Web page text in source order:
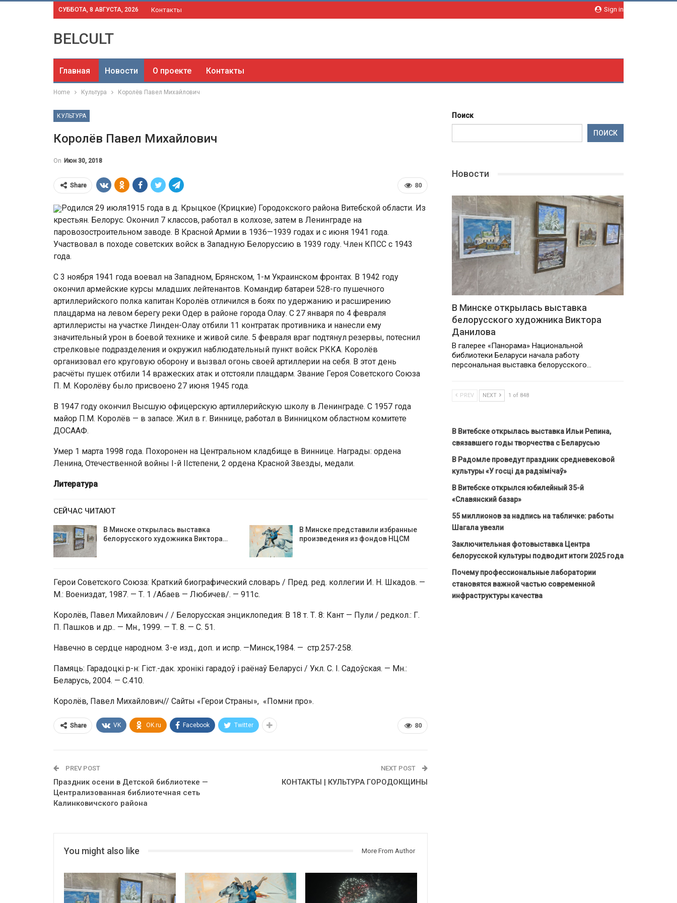
Sign in
СУББОТА, 8 АВГУСТА, 2026 Контакты
BELCULT
Главная Новости О проекте Контакты
Home Культура Королёв Павел Михайлович
КУЛЬТУРА
Королёв Павел Михайлович
On Июн 30, 2018
80
Share
Родился 29 июля1915 года в д. Крыцкое (Крицкие) Городокского района Витебской области. Из
крестьян. Белорус. Окончил 7 классов, работал в колхозе, затем в Ленинграде на
паровозостроительном заводе. В Красной Армии в 1936—1939 годах и с июня 1941 года.
Участвовал в походе советских войск в Западную Белоруссию в 1939 году. Член КПСС с 1943
года.
С 3 ноября 1941 года воевал на Западном, Брянском, 1-м Украинском фронтах. В 1942 году
окончил армейские курсы младших лейтенантов. Командир батареи 528-го пушечного
артиллерийского полка капитан Королёв отличился в боях по удержанию и расширению
плацдарма на левом берегу реки Одер в районе города Олау. С 27 января по 4 февраля
артиллеристы на участке Линден-Олау отбили 11 контратак противника и нанесли ему
значительный урон в боевой технике и живой силе. 5 февраля враг подтянул резервы, потеснил
стрелковые подразделения и окружил наблюдательный пункт войск РККА. Королёв
организовал его круговую оборону и вызвал огонь своей артиллерии на себя. В этот день
расчёты пушек отбили 14 вражеских атак и отстояли плацдарм. Звание Героя Советского Союза
П. М. Королёву было присвоено 27 июня 1945 года.
В 1947 году окончил Высшую офицерскую артиллерийскую школу в Ленинграде. С 1957 года
майор П.М. Королёв — в запасе. Жил в г. Виннице, работал в Винницком областном комитете
ДОСААФ.
Умер 1 марта 1998 года. Похоронен на Центральном кладбище в Виннице. Награды: ордена
Ленина, Отечественной войны I-й IIстепени, 2 ордена Красной Звезды, медали.
Литература
СЕЙЧАС ЧИТАЮТ
В Минске открылась выставка
белорусского художника Виктора…
В Минске представили избранные
произведения из фондов НЦСМ
Герои Советского Союза: Краткий биографический словарь / Пред. ред. коллегии И. Н. Шкадов. —
М.: Воениздат, 1987. — Т. 1 /Абаев — Любичев/. — 911с.
Королёв, Павел Михайлович / / Белорусская энциклопедия: В 18 т. Т. 8: Кант — Пули / редкол.: Г.
П. Пашков и др.. — Мн., 1999. — Т. 8. — С. 51.
Навечно в сердце народном. 3-е изд., доп. и испр. —Минск,1984. — стр.257-258.
Памяць: Гарадоцкі р-н: Гіст.-дак. хронікі гарадоў і раёнаў Беларусі / Укл. С. І. Садоўская. — Мн.:
Беларусь, 2004. — С.410.
Королёв, Павел Михайлович// Сайты «Герои Страны», «Помни про».
80
Share VK OK.ru Facebook Twitter
PREV POST
Праздник осени в Детской библиотеке —
Централизованная библиотечная сеть
Калинковичского района
NEXT POST
КОНТАКТЫ | КУЛЬТУРА ГОРОДОКЩИНЫ
You might also like More From Author
Поиск
ПОИСК
Новости
В Минске открылась выставка
белорусского художника Виктора
Данилова
В галерее «Панорама» Национальной
библиотеки Беларуси начала работу
персональная выставка белорусского…
PREV NEXT 1 of 848
В Витебске открылась выставка Ильи Репина,
связавшего годы творчества с Беларусью
В Радомле проведут праздник средневековой
культуры «У госці да радзімічаў»
В Витебске открылся юбилейный 35-й
«Славянский базар»
55 миллионов за надпись на табличке: работы
Шагала увезли
Заключительная фотовыставка Центра
белорусской культуры подводит итоги 2025 года
Почему профессиональные лаборатории
становятся важной частью современной
инфраструктуры качества